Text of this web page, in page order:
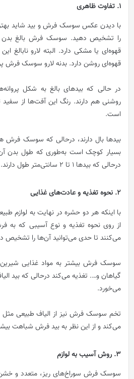
1. تفاوت ظاهری
با دیدن عکس سوسک فرش و بید شاید بهتر
را تشخیص دهید. سوسک فرش بالغ
قهوه‌ای یا مشکی دارد. البته لارو نابالغ
قهوه‌ای روشن دارد. بدنه لارو سوسک فرش
در حالی که بیدهای بالغ به شکل
روشنی هم دارند. رنگ این آفت‌ها از سفید
است.
بیدها بال دارند، درحالی که سوسک فرش
درحالی که بیدها 1 تا 2 سانتی‌متر طول دارند.
2. نحوه تغذیه و عادت‌های غذایی
با اینکه هر دو حشره در نهایت به لوازم
از روی نحوه تغذیه و نوع آسیبی که به
می‌کنند تا حدی می‌توانید آن‌ها را تشخیص
سوسک فرش بیشتر به مواد غذایی شیرین
گیاهان و…. تغذیه می‌کند درحالی که بید
می‌خورد.
تخم سوسک فرش نیز از الیاف طبیعی مثل
می‌کند و از این نظر به بید فرش شباهت
3. روش آسیب به لوازم
سوسک فرش سوراخ‌های ریز، متعدد و خشن